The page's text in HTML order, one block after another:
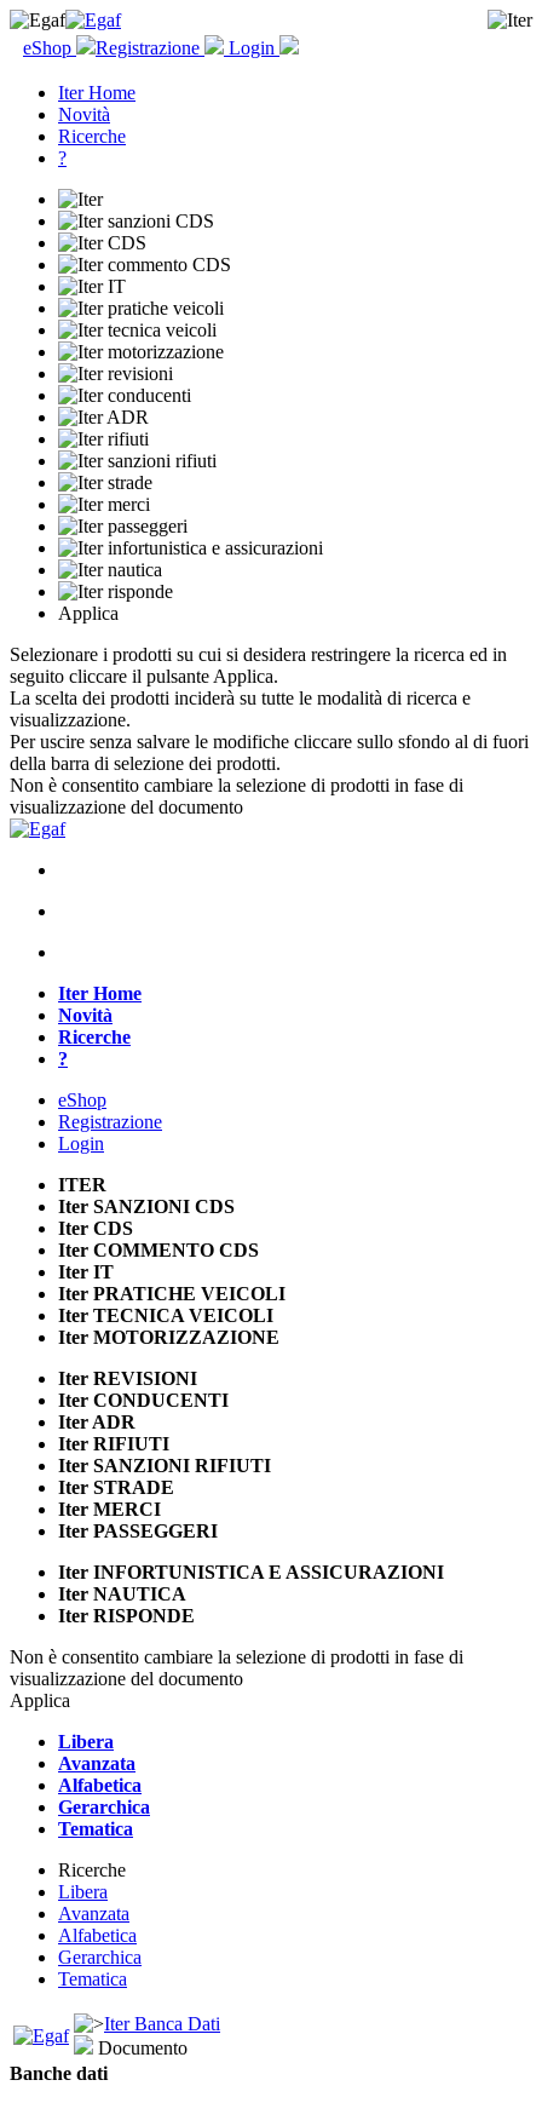
eShop Registrazione Login
Iter Home
Novità
Ricerche
?
Applica
Selezionare i prodotti su cui si desidera restringere la ricerca ed in
seguito cliccare il pulsante Applica.
La scelta dei prodotti inciderà su tutte le modalità di ricerca e
visualizzazione.
Per uscire senza salvare le modifiche cliccare sullo sfondo al di fuori
della barra di selezione dei prodotti.
Non è consentito cambiare la selezione di prodotti in fase di
visualizzazione del documento
Iter Home
Novità
Ricerche
?
eShop
Registrazione
Login
ITER
Iter SANZIONI CDS
Iter CDS
Iter COMMENTO CDS
Iter IT
Iter PRATICHE VEICOLI
Iter TECNICA VEICOLI
Iter MOTORIZZAZIONE
Iter REVISIONI
Iter CONDUCENTI
Iter ADR
Iter RIFIUTI
Iter SANZIONI RIFIUTI
Iter STRADE
Iter MERCI
Iter PASSEGGERI
Iter INFORTUNISTICA E ASSICURAZIONI
Iter NAUTICA
Iter RISPONDE
Non è consentito cambiare la selezione di prodotti in fase di
visualizzazione del documento
Applica
Libera
Avanzata
Alfabetica
Gerarchica
Tematica
Ricerche
Libera
Avanzata
Alfabetica
Gerarchica
Tematica
Iter Banca Dati
Documento
Banche dati